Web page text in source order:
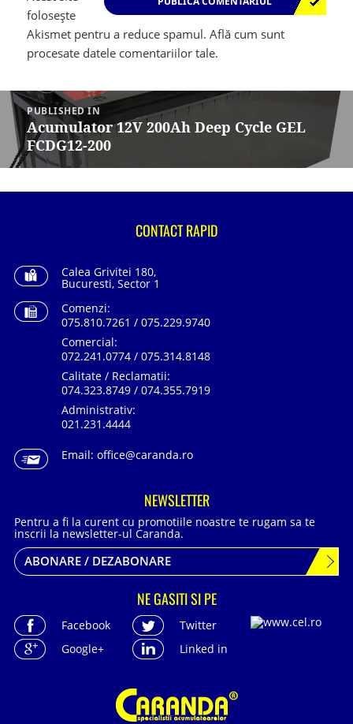
folosește
Akismet pentru a reduce spamul.Află cum sunt
procesate datele comentariilor tale.
Navigare
articole
PUBLISHED IN
Acumulator 12V 200Ah Deep Cycle GEL
FCDG12-200
CONTACT RAPID
Calea Grivitei 180,
Bucuresti, Sector 1
Comenzi:
075.810.7261 / 075.229.9740
Comercial:
072.241.0774 / 075.314.8148
Calitate / Reclamatii:
074.323.8749 / 074.355.7919
Administrativ:
021.231.4444
Email: office@caranda.ro
NEWSLETTER
Pentru a fi la curent cu promotiile noastre te rugam sa te
inscrii la newsletter-ul Caranda.
ABONARE / DEZABONARE
NE GASITI SI PE
Facebook
Twitter
Google+
Linked in